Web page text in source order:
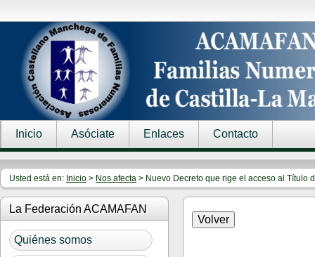
Inicio Asóciate Enlaces Contacto
Usted está en: Inicio > Nos afecta > Nuevo Decreto que rige el acceso al Título
La Federación ACAMAFAN
Quiénes somos